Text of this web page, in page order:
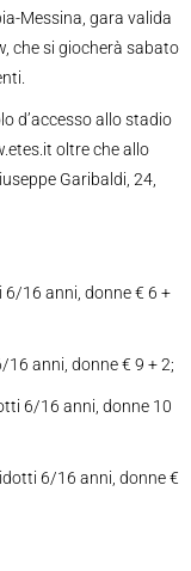
Messina, gara valida
che si giocherà sabato
d’accesso allo stadio
oltre che allo
Garibaldi, 24,
16 anni, donne € 6 +
anni, donne € 9 + 2;
6/16 anni, donne 10
6/16 anni, donne €